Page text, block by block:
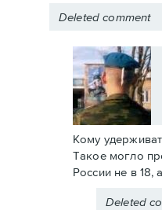
Deleted comment
Кому
Такое могло
России не в 18,
Deleted